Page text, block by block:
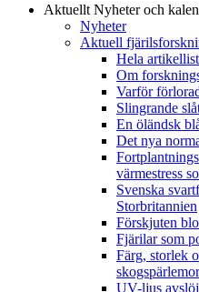
Aktuellt Nyheter och
Nyheter
Aktuell
Hela
Om
Varför
Slingrande
En öländsk
Det nya
värmestress
Svenska
Storbritannien
Förskjuten
Fjärilar som
Färg, storlek
UV-ljus